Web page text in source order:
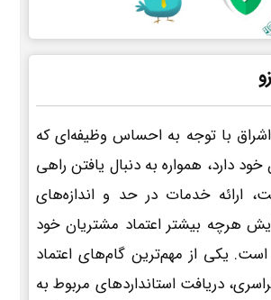
با توجه به احساس وظیفه‌ای که
دارد، همواره به دنبال یافتن راهی
ارائه خدمات در حد و اندازه‌های
هرچه بیشتر اعتماد مشتریان خود
یکی از مهم‌ترین گام‌های اعتماد
دریافت استانداردهای مربوط به